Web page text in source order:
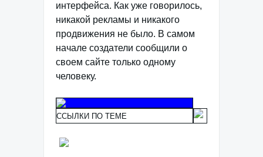
интерфейса. Как уже говорилось,
никакой рекламы и никакого
продвижения не было. В самом
начале создатели сообщили о
своем сайте только одному
человеку.
ССЫЛКИ ПО ТЕМЕ